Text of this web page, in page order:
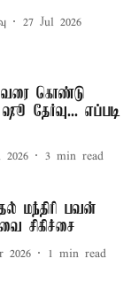
27 Jul 2026
வரை கொண்டு
தேர்வு... எப்படி
2026 3 min read
மந்திரி பவன்
சிகிச்சை
2026 1 min read